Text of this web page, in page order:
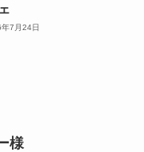
7月24日
様